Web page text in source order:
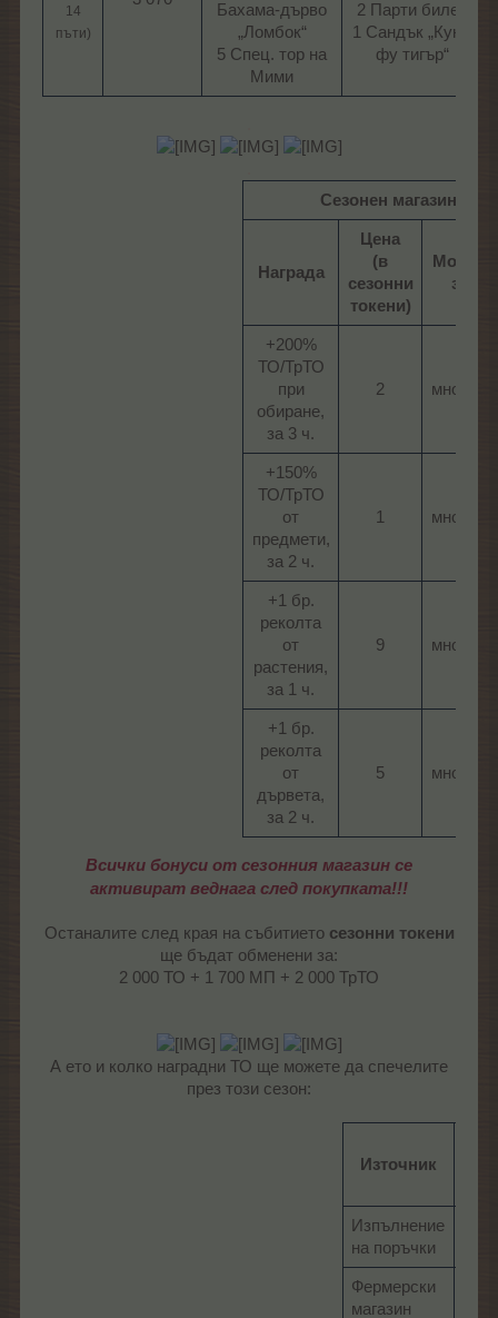
14
пъти)
Бахама-дърво
„Ломбок“
5 Спец. тор на
Мими​
2 Парти билет
1 Сандък „Кунг-
фу тигър“​
Сезонен магазин
Награда
Цена
(в
сезонни
токени)
Може
+200%
ТО/ТрТО
при
обиране,
за 3 ч.​
2​
+150%
ТО/ТрТО
от
предмети,
за 2 ч.​
1​
+1 бр.
реколта
от
растения,
за 1 ч.​
9​
+1 бр.
реколта
от
дървета,
за 2 ч.​
5​
Всички бонуси от сезонния магазин се
активират веднага след покупката!!!
Останалите след края на събитието сезонни токени
ще бъдат обменени за:
2 000 ТО + 1 700 МП + 2 000 ТрТО
А ето и колко наградни ТО ще можете да спечелите
през този сезон:
Източник
Изпълнение
на поръчки
Фермерски
магазин